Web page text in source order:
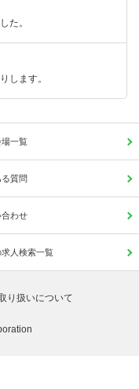
た。
します。
一覧
る質問
合わせ
求人検索一覧
り扱いについて